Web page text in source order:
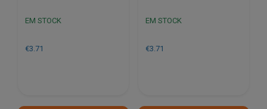
EM STOCK
€3.71
EM STOCK
€3.71